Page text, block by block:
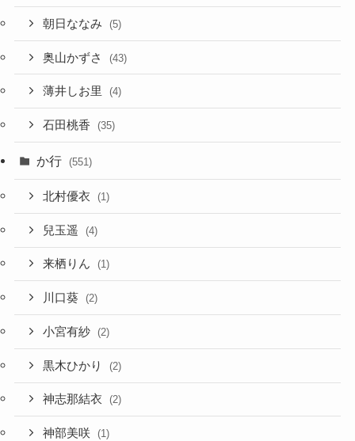
朝日ななみ (5)
奥山かずさ (43)
薄井しお里 (4)
石田桃香 (35)
か行 (551)
北村優衣 (1)
兒玉遥 (4)
来栖りん (1)
川口葵 (2)
小宮有紗 (2)
黒木ひかり (2)
神志那結衣 (2)
神部美咲 (1)